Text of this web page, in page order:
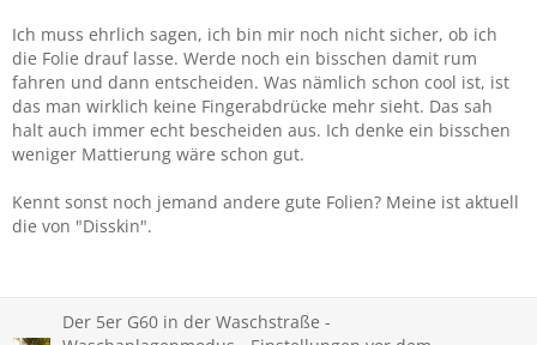
Ich muss ehrlich sagen, ich bin mir noch nicht sicher, ob ich
die Folie drauf lasse. Werde noch ein bisschen damit rum
fahren und dann entscheiden. Was nämlich schon cool ist, ist
das man wirklich keine Fingerabdrücke mehr sieht. Das sah
halt auch immer echt bescheiden aus. Ich denke ein bisschen
weniger Mattierung wäre schon gut.
Kennt sonst noch jemand andere gute Folien? Meine ist aktuell
die von "Disskin".
Der 5er G60 in der Waschstraße -